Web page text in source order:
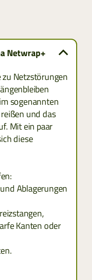
Netwrap+
zu Netzstörungen
sogenannten
und das
Mit ein paar
diese
Ablagerungen
Kanten oder